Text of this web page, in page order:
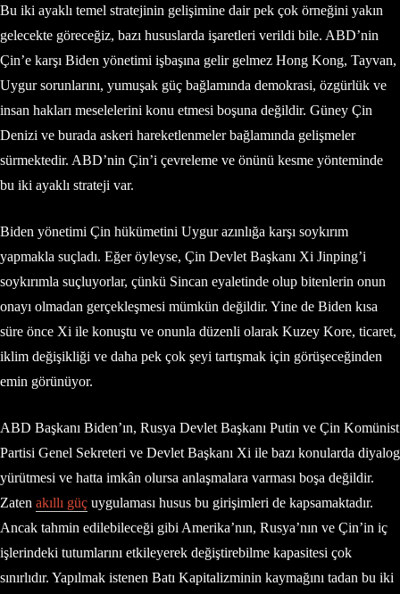
Bu iki ayaklı temel stratejinin gelişimine dair pek çok örneğini yakın
gelecekte göreceğiz, bazı hususlarda işaretleri verildi bile. ABD’nin
Çin’e karşı Biden yönetimi işbaşına gelir gelmez Hong Kong, Tayvan,
Uygur sorunlarını, yumuşak güç bağlamında demokrasi, özgürlük ve
insan hakları meselelerini konu etmesi boşuna değildir. Güney Çin
Denizi ve burada askeri hareketlenmeler bağlamında gelişmeler
sürmektedir. ABD’nin Çin’i çevreleme ve önünü kesme yönteminde
bu iki ayaklı strateji var.
Biden yönetimi Çin hükümetini Uygur azınlığa karşı soykırım
yapmakla suçladı. Eğer öyleyse, Çin Devlet Başkanı Xi Jinping’i
soykırımla suçluyorlar, çünkü Sincan eyaletinde olup bitenlerin onun
onayı olmadan gerçekleşmesi mümkün değildir. Yine de Biden kısa
süre önce Xi ile konuştu ve onunla düzenli olarak Kuzey Kore, ticaret,
iklim değişikliği ve daha pek çok şeyi tartışmak için görüşeceğinden
emin görünüyor.
ABD Başkanı Biden’ın, Rusya Devlet Başkanı Putin ve Çin Komünist
Partisi Genel Sekreteri ve Devlet Başkanı Xi ile bazı konularda diyalog
yürütmesi ve hatta imkân olursa anlaşmalara varması boşa değildir.
Zaten akıllı güç uygulaması husus bu girişimleri de kapsamaktadır.
Ancak tahmin edilebileceği gibi Amerika’nın, Rusya’nın ve Çin’in iç
işlerindeki tutumlarını etkileyerek değiştirebilme kapasitesi çok
sınırlıdır. Yapılmak istenen Batı Kapitalizminin kaymağını tadan bu iki